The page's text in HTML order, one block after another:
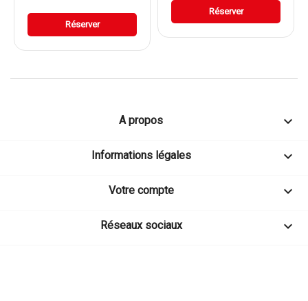
Réserver
Réserver
A propos 
Informations légales 
Votre compte 
Réseaux sociaux 